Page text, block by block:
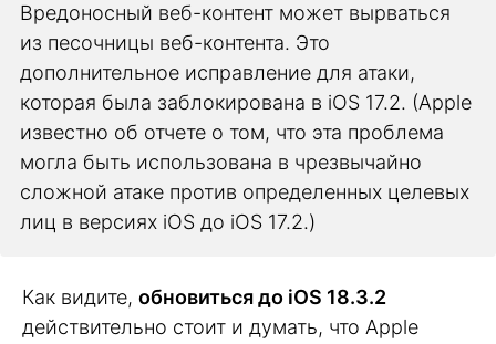
Вредоносный веб-контент может вырваться
из песочницы веб-контента. Это
дополнительное исправление для атаки,
которая была заблокирована в iOS 17.2. (Apple
известно об отчете о том, что эта проблема
могла быть использована в чрезвычайно
сложной атаке против определенных целевых
лиц в версиях iOS до iOS 17.2.)
Как видите, обновиться до iOS 18.3.2
действительно стоит и думать, что Apple